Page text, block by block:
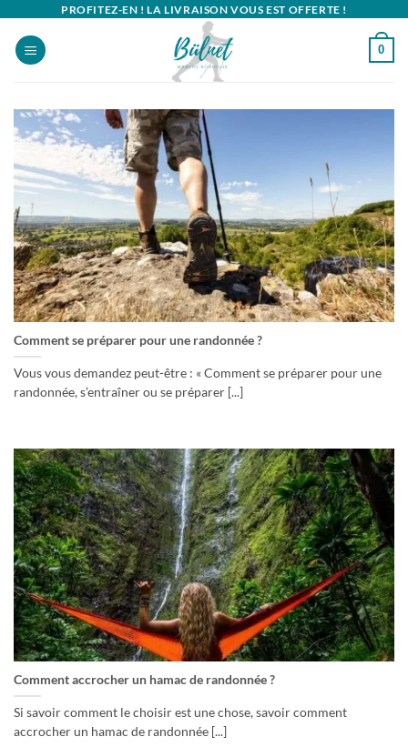
contenu
PROFITEZ-EN ! LA LIVRAISON VOUS EST OFFERTE !
0
Comment se préparer pour une randonnée ?
Vous vous demandez peut-être : « Comment se préparer pour une
randonnée, s’entraîner ou se préparer [...]
Comment accrocher un hamac de randonnée ?
Si savoir comment le choisir est une chose, savoir comment
accrocher un hamac de randonnée [...]